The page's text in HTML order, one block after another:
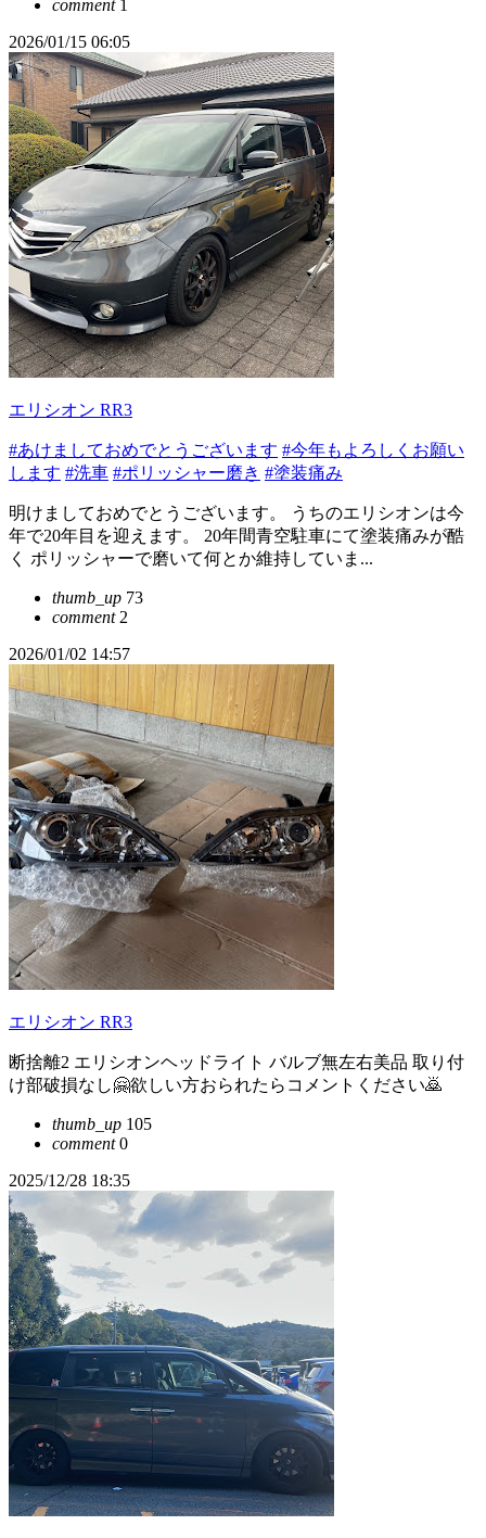
comment1
2026/01/15 06:05
エリシオン RR3
#あけましておめでとうございます #今年もよろしくお願い
します #洗車 #ポリッシャー磨き #塗装痛み
明けましておめでとうございます。 うちのエリシオンは今
年で20年目を迎えます。 20年間青空駐車にて塗装痛みが酷
く ポリッシャーで磨いて何とか維持していま...
thumb_up 73
comment2
2026/01/02 14:57
エリシオン RR3
断捨離2 エリシオンヘッドライト バルブ無左右美品 取り付
け部破損なし🤗欲しい方おられたらコメントください🙇
thumb_up 105
comment0
2025/12/28 18:35